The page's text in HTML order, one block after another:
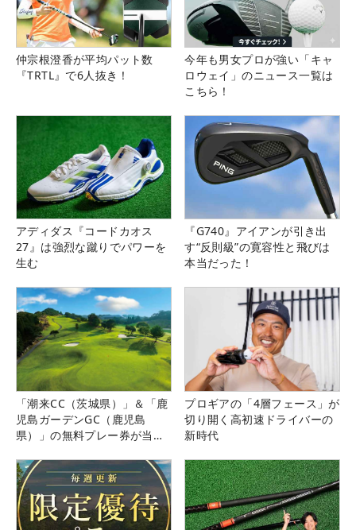
仲宗根澄香が平均パット数
『TRTL』で6人抜き！
今年も男女プロが強い「キャ
ロウェイ」のニュース一覧は
こちら！
アディダス『コードカオス
27』は強烈な蹴りでパワーを
生む
『G740』アイアンが引き出
す“反則級”の寛容性と飛びは
本当だった！
「潮来CC（茨城県）」＆「鹿
児島ガーデンGC（鹿児島
県）」の無料プレー券が当た
プロギアの「4層フェース」が
切り開く高初速ドライバーの
新時代